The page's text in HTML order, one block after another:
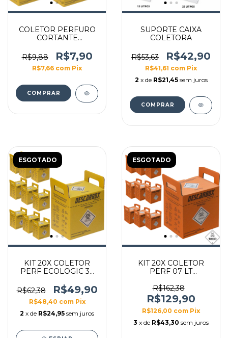
COLETOR PERFURO
CORTANTE
(AMARELO)
R$9,88 R$7,90
R$7,66 com Pix
COMPRAR
SUPORTE CAIXA
COLETORA
R$53,63 R$42,90
R$41,61 com Pix
2 x de R$21,45 sem juros
COMPRAR
ESGOTADO
KIT 20X COLETOR
PERF ECOLOGIC 3L
DESCARBOX
R$62,38 R$49,90
R$48,40 com Pix
2 x de R$24,95 sem juros
ESGOTADO
KIT 20X COLETOR
PERF 07 LT
LARANJA
DESCARBOX
R$162,38
R$129,90
R$126,00 com Pix
3 x de R$43,30 sem juros